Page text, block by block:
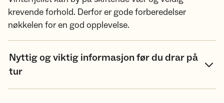
krevende forhold. Derfor er gode forberedelser
nøkkelen for en god opplevelse.
Nyttig og viktig informasjon før du drar på
tur